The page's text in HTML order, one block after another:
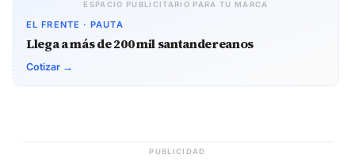
ESPACIO PUBLICITARIO PARA TU MARCA
EL FRENTE · PAUTA
Llega a más de 200 mil santandereanos
Cotizar →
PUBLICIDAD